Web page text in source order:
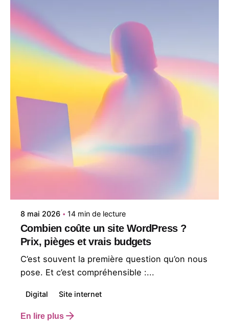
8 mai 2026 14 min de lecture
Combien coûte un site WordPress ?
Prix, pièges et vrais budgets
C’est souvent la première question qu’on nous
pose. Et c’est compréhensible :...
Digital Site internet
En lire plus